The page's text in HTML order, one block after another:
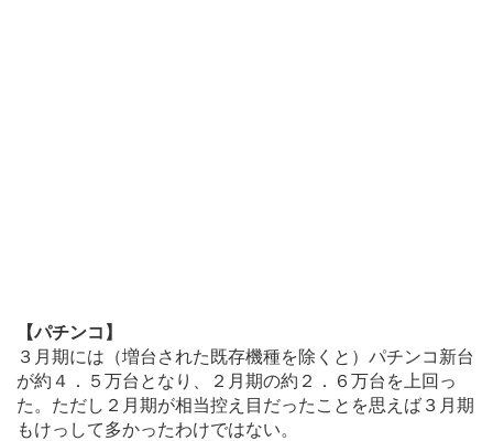
【パチンコ】
３月期には（増台された既存機種を除くと）パチンコ新台
が約４．５万台となり、２月期の約２．６万台を上回っ
た。ただし２月期が相当控え目だったことを思えば３月期
もけっして多かったわけではない。